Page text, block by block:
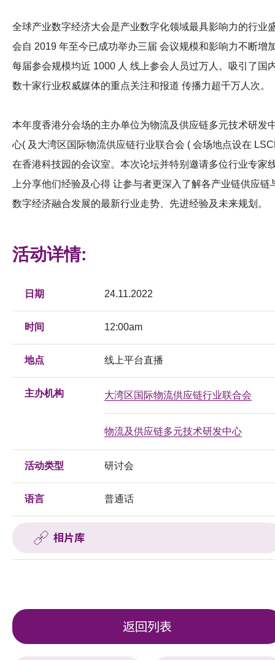
全球产业数字经济大会是产业数字化领域最具影响力的行业
会自 2019 年至今已成功举办三届 会议规模和影响力不断增
每届参会规模均近 1000 人 线上参会人员过万人。吸引了国
数十家行业权威媒体的重点关注和报道 传播力超千万人次。
本年度香港分会场的主办单位为物流及供应链多元技术研发
心( 及大湾区国际物流供应链行业联合会 ( 会场地点设在
在香港科技园的会议室。本次论坛并特别邀请多位行业专家
上分享他们经验及心得 让参与者更深入了解各产业链供应链
数字经济融合发展的最新行业走势、先进经验及未来规划。
活动详情:
日期 24.11.2022
时间 12:00am
地点 线上平台直播
主办机构 大湾区国际物流供应链行业联合会
物流及供应链多元技术研发中心
活动类型 研讨会
语言 普通话
相片库
返回列表